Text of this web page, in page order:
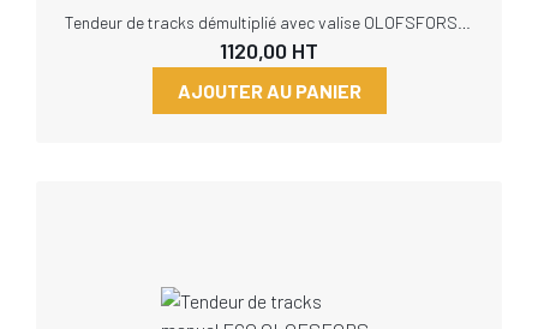
1120,00 HT
AJOUTER AU PANIER